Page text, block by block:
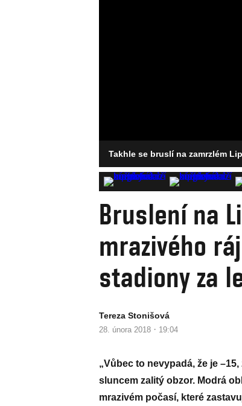
Takhle se bruslí na zamrzlém
Bruslení na
mrazivého
stadiony za
Tereza Stonišová
28. února 2018 · 19:04
„Vůbec to nevypadá, že je
sluncem zalitý obzor. Modrá
mrazivém počasí, které